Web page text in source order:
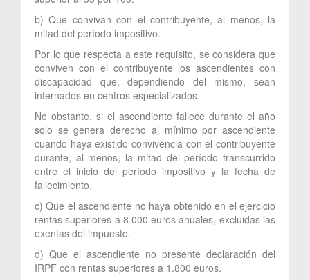
b) Que convivan con el contribuyente, al menos, la
mitad del período impositivo.
Por lo que respecta a este requisito, se considera que
conviven con el contribuyente los ascendientes con
discapacidad que, dependiendo del mismo, sean
internados en centros especializados.
No obstante, si el ascendiente fallece durante el año
solo se genera derecho al mínimo por ascendiente
cuando haya existido convivencia con el contribuyente
durante, al menos, la mitad del período transcurrido
entre el inicio del período impositivo y la fecha de
fallecimiento.
c) Que el ascendiente no haya obtenido en el ejercicio
rentas superiores a 8.000 euros anuales, excluidas las
exentas del impuesto.
d) Que el ascendiente no presente declaración del
IRPF con rentas superiores a 1.800 euros.